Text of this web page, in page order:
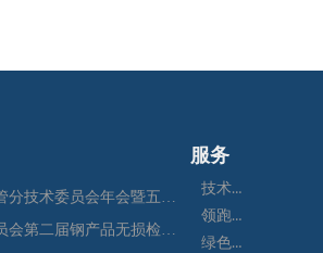
2025年全国钢标委钢管分技术委员会年会暨五项国家标准审定会在江苏苏州成功召开
全国钢标准化技术委员会第二届钢产品无损检测分技术委员会换届会暨四项标准审定会在苏州成功召开
服务
技术咨询
领跑者
绿色制造